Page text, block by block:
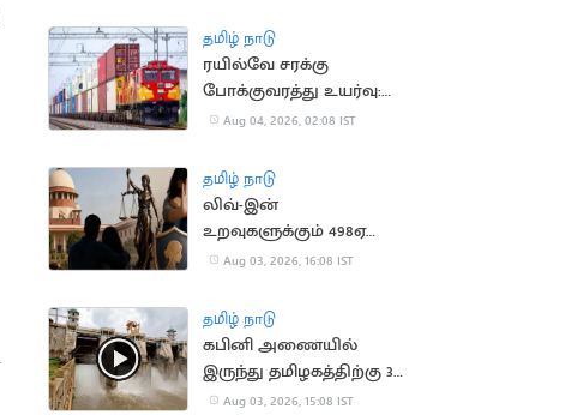
தமிழ் நாடு
ரயில்வே சரக்கு
போக்குவரத்து உயர்வு:
ரூ.1,137 கோடி கூடுதல்
Aug 04, 2026, 02:08 IST
தமிழ் நாடு
லிவ்-இன்
உறவுகளுக்கும் 498ஏ
பிரிவு பாதுகாப்பு:
Aug 03, 2026, 16:08 IST
தமிழ் நாடு
கபினி அணையில்
இருந்து தமிழகத்திற்கு 30
ஆயிரம் கன அடி நீர்
Aug 03, 2026, 15:08 IST